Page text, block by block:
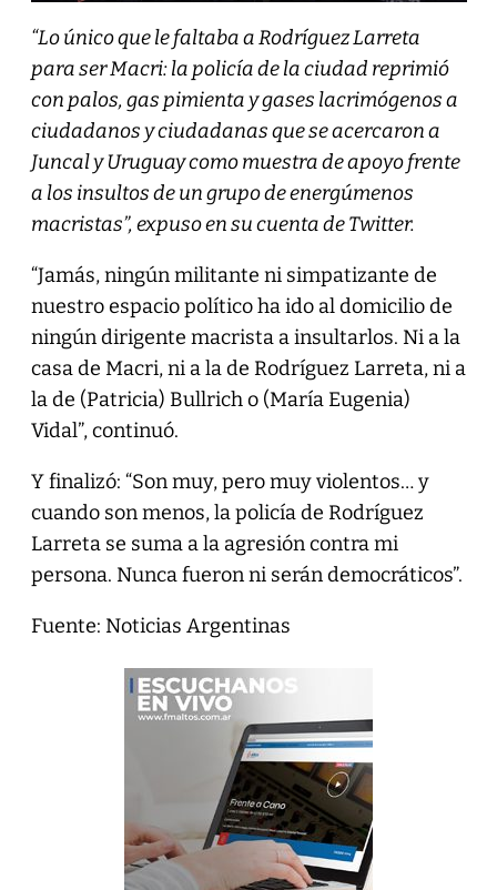
“Lo único que le faltaba a Rodríguez Larreta
para ser Macri: la policía de la ciudad reprimió
con palos, gas pimienta y gases lacrimógenos a
ciudadanos y ciudadanas que se acercaron a
Juncal y Uruguay como muestra de apoyo frente
a los insultos de un grupo de energúmenos
macristas”, expuso en su cuenta de Twitter.
“Jamás, ningún militante ni simpatizante de
nuestro espacio político ha ido al domicilio de
ningún dirigente macrista a insultarlos. Ni a la
casa de Macri, ni a la de Rodríguez Larreta, ni a
la de (Patricia) Bullrich o (María Eugenia)
Vidal”, continuó.
Y finalizó: “Son muy, pero muy violentos… y
cuando son menos, la policía de Rodríguez
Larreta se suma a la agresión contra mi
persona. Nunca fueron ni serán democráticos”.
Fuente: Noticias Argentinas